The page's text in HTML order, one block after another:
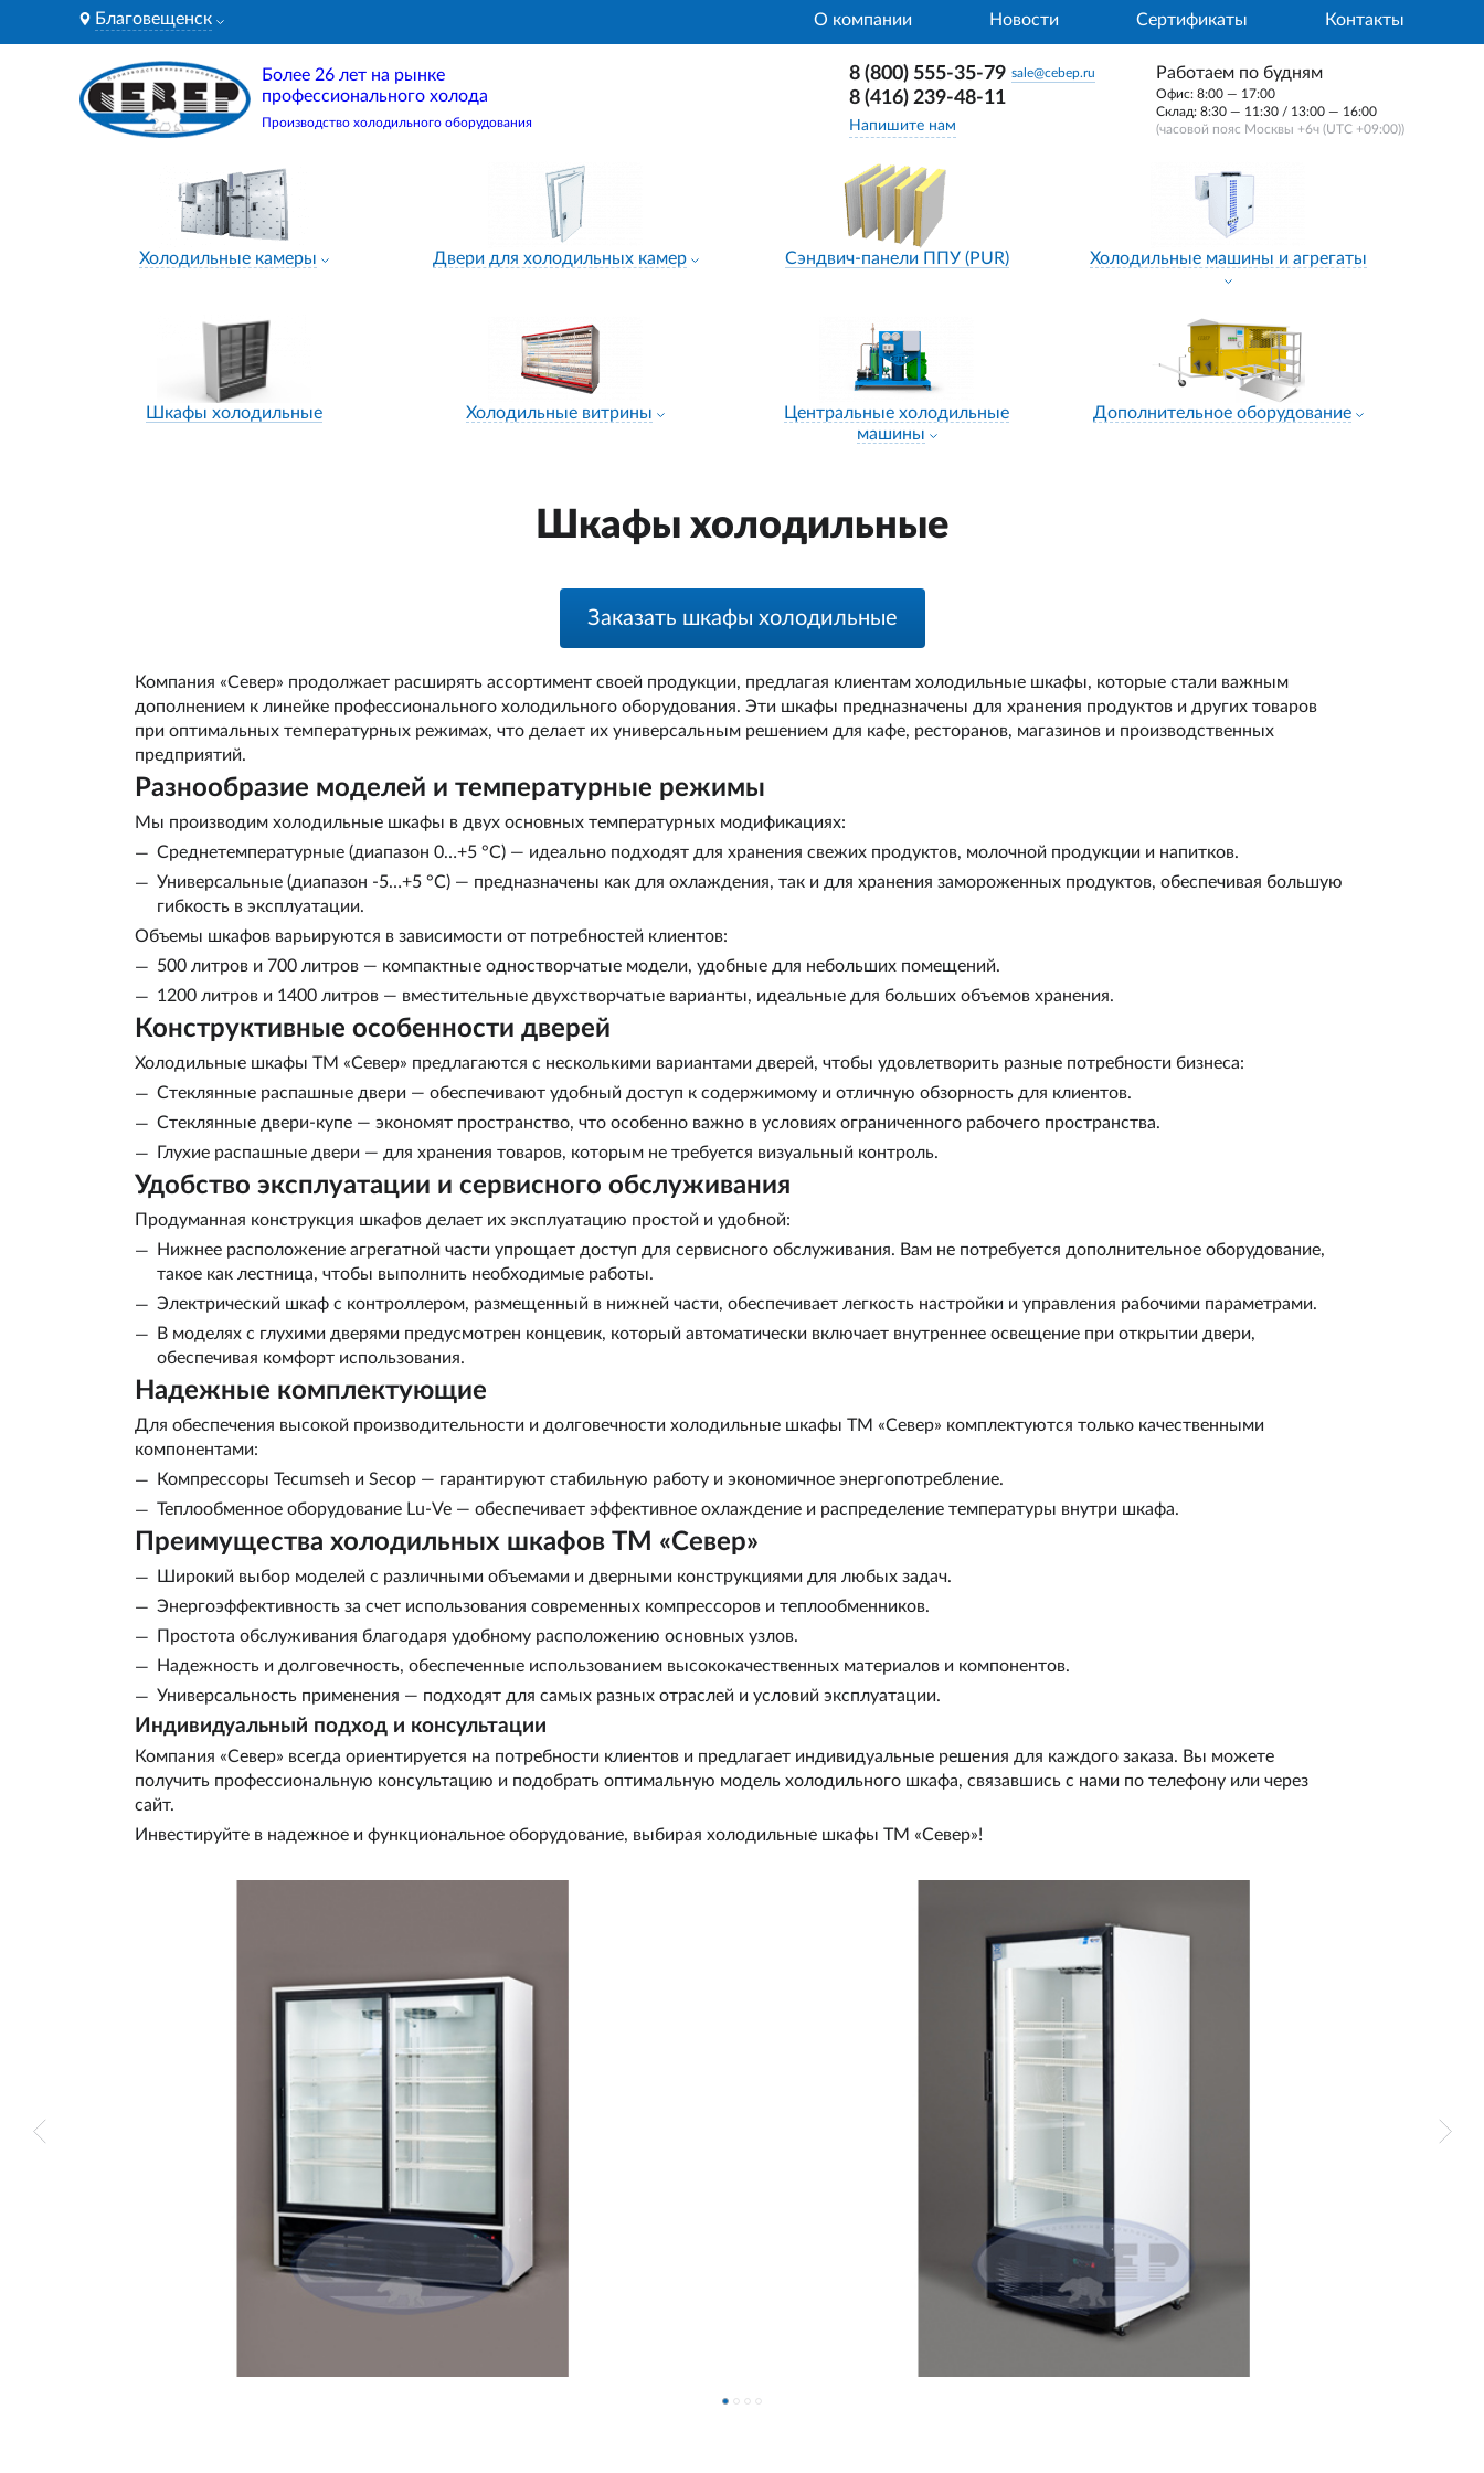
Благовещенск О компании Новости Сертификаты Контакты
Более 26 лет на рынке
профессионального холода
Производство холодильного оборудования
8 (800) 555-35-79 sale@cebep.ru
8 (416) 239-48-11
Напишите нам
Работаем по будням
Офис: 8:00 — 17:00
Склад: 8:30 — 11:30 / 13:00 — 16:00
(часовой пояс Москвы +6ч (UTC +09:00))
Холодильные камеры Двери для холодильных камер Сэндвич-панели ППУ (PUR) Холодильные машины и агрегаты
Шкафы холодильные Холодильные витрины
Центральные холодильные
машины
Дополнительное оборудование
Шкафы холодильные
Заказать шкафы холодильные
Компания «Север» продолжает расширять ассортимент своей продукции, предлагая клиентам холодильные шкафы, которые стали важным
дополнением к линейке профессионального холодильного оборудования. Эти шкафы предназначены для хранения продуктов и других товаров
при оптимальных температурных режимах, что делает их универсальным решением для кафе, ресторанов, магазинов и производственных
предприятий.
Разнообразие моделей и температурные режимы
Мы производим холодильные шкафы в двух основных температурных модификациях:
Среднетемпературные (диапазон 0…+5 °C) — идеально подходят для хранения свежих продуктов, молочной продукции и напитков.
Универсальные (диапазон -5…+5 °C) — предназначены как для охлаждения, так и для хранения замороженных продуктов, обеспечивая большую
гибкость в эксплуатации.
Объемы шкафов варьируются в зависимости от потребностей клиентов:
500 литров и 700 литров — компактные одностворчатые модели, удобные для небольших помещений.
1200 литров и 1400 литров — вместительные двухстворчатые варианты, идеальные для больших объемов хранения.
Конструктивные особенности дверей
Холодильные шкафы ТМ «Север» предлагаются с несколькими вариантами дверей, чтобы удовлетворить разные потребности бизнеса:
Стеклянные распашные двери — обеспечивают удобный доступ к содержимому и отличную обзорность для клиентов.
Стеклянные двери-купе — экономят пространство, что особенно важно в условиях ограниченного рабочего пространства.
Глухие распашные двери — для хранения товаров, которым не требуется визуальный контроль.
Удобство эксплуатации и сервисного обслуживания
Продуманная конструкция шкафов делает их эксплуатацию простой и удобной:
Нижнее расположение агрегатной части упрощает доступ для сервисного обслуживания. Вам не потребуется дополнительное оборудование,
такое как лестница, чтобы выполнить необходимые работы.
Электрический шкаф с контроллером, размещенный в нижней части, обеспечивает легкость настройки и управления рабочими параметрами.
В моделях с глухими дверями предусмотрен концевик, который автоматически включает внутреннее освещение при открытии двери,
обеспечивая комфорт использования.
Надежные комплектующие
Для обеспечения высокой производительности и долговечности холодильные шкафы ТМ «Север» комплектуются только качественными
компонентами:
Компрессоры Tecumseh и Secop — гарантируют стабильную работу и экономичное энергопотребление.
Теплообменное оборудование Lu-Ve — обеспечивает эффективное охлаждение и распределение температуры внутри шкафа.
Преимущества холодильных шкафов ТМ «Север»
Широкий выбор моделей с различными объемами и дверными конструкциями для любых задач.
Энергоэффективность за счет использования современных компрессоров и теплообменников.
Простота обслуживания благодаря удобному расположению основных узлов.
Надежность и долговечность, обеспеченные использованием высококачественных материалов и компонентов.
Универсальность применения — подходят для самых разных отраслей и условий эксплуатации.
Индивидуальный подход и консультации
Компания «Север» всегда ориентируется на потребности клиентов и предлагает индивидуальные решения для каждого заказа. Вы можете
получить профессиональную консультацию и подобрать оптимальную модель холодильного шкафа, связавшись с нами по телефону или через
сайт.
Инвестируйте в надежное и функциональное оборудование, выбирая холодильные шкафы ТМ «Север»!